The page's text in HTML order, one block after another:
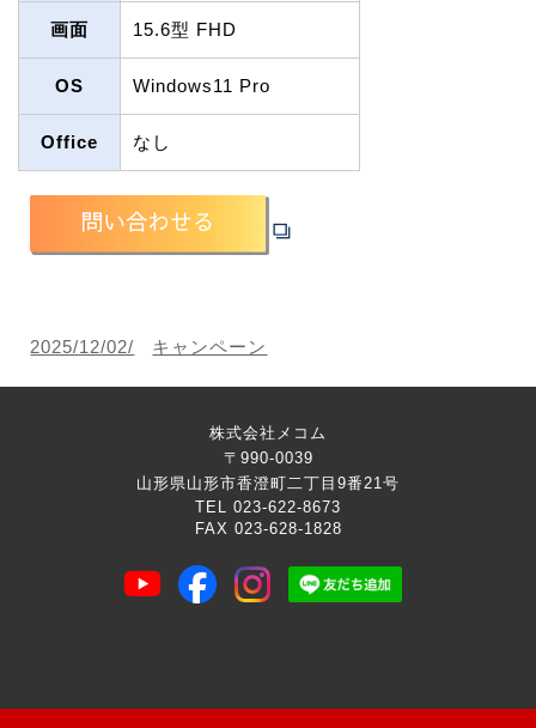
画面 15.6型 FHD
OS Windows11 Pro
Office なし
2025/12/02/ キャンペーン
株式会社メコム
〒990-0039
山形県山形市香澄町二丁目9番21号
TEL 023-622-8673
FAX 023-628-1828